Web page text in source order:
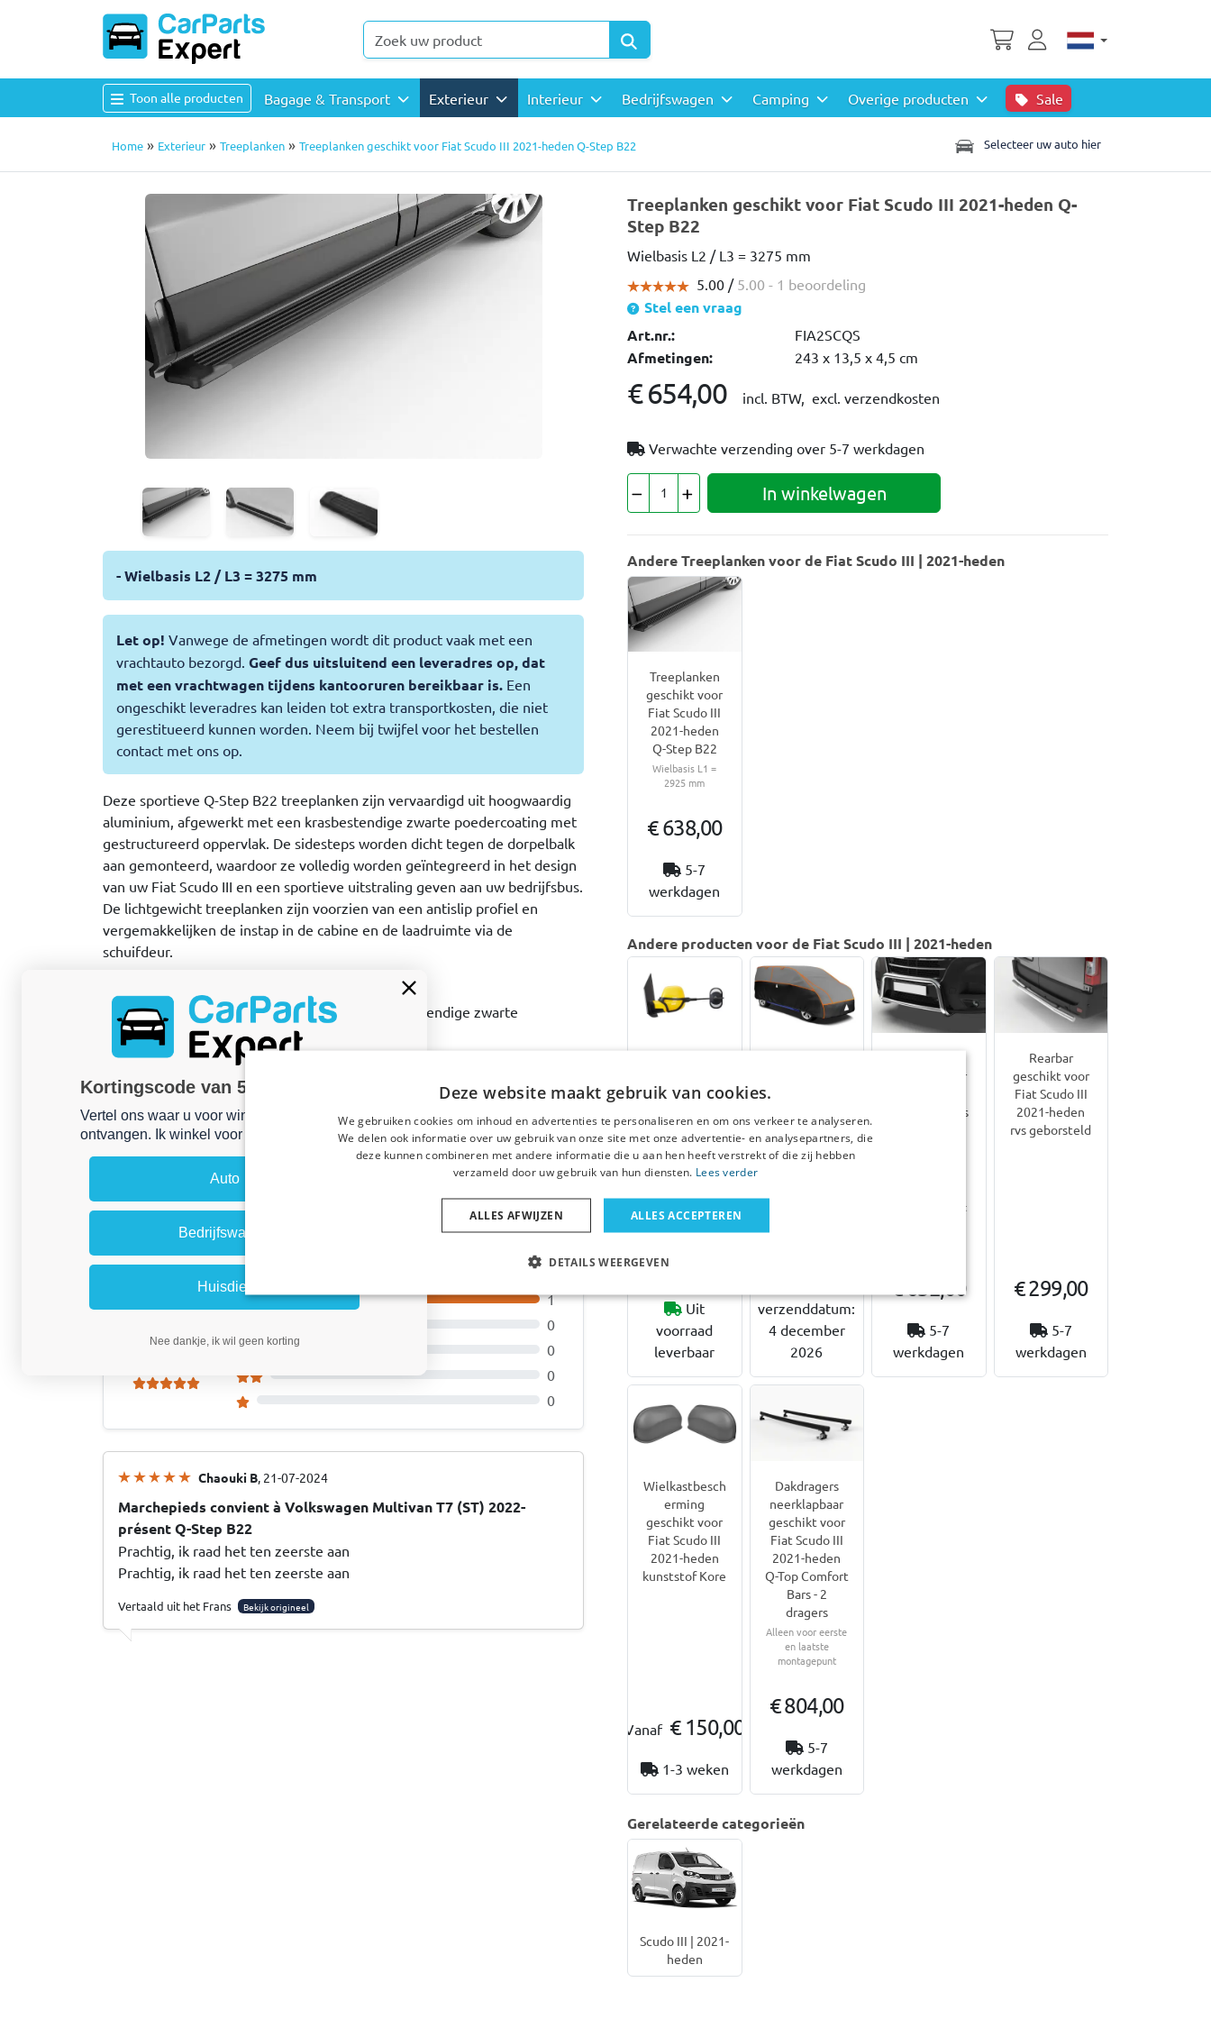
Toon alle producten Bagage & Transport Exterieur Interieur Bedrijfswagen Camping Overige producten Sale
Home » Exterieur » Treeplanken » Treeplanken geschikt voor Fiat Scudo III 2021-heden Q-Step B22 Selecteer uw auto hier
- Wielbasis L2 / L3 = 3275 mm
Let op! Vanwege de afmetingen wordt dit product vaak met een
vrachtauto bezorgd. Geef dus uitsluitend een leveradres op, dat
met een vrachtwagen tijdens kantooruren bereikbaar is. Een
ongeschikt leveradres kan leiden tot extra transportkosten, die niet
gerestitueerd kunnen worden. Neem bij twijfel voor het bestellen
contact met ons op.
Deze sportieve Q-Step B22 treeplanken zijn vervaardigd uit hoogwaardig
aluminium, afgewerkt met een krasbestendige zwarte poedercoating met
gestructureerd oppervlak. De sidesteps worden dicht tegen de dorpelbalk
aan gemonteerd, waardoor ze volledig worden geïntegreerd in het design
van uw Fiat Scudo III en een sportieve uitstraling geven aan uw bedrijfsbus.
De lichtgewicht treeplanken zijn voorzien van een antislip profiel en
vergemakkelijken de instap in de cabine en de laadruimte via de
schuifdeur.
Aluminium treeplanken voorzien van krasbestendige zwarte
poedercoating met gestructureerd oppervlak
Elegant en sportief
Lichtgewicht en sterk
Voorzien van antislip profiel
Montage op reeds aanwezige montagepunten; boren is niet nodig
Inclusief montageset en montagehandleiding
EAN: 8719457939406
Alle via Trusted Shops verzamelde
productbeoordelingen:
5.0
1
0
0
0
0
Chaouki B , 21-07-2024
Marchepieds convient à Volkswagen Multivan T7 (ST) 2022-
présent Q-Step B22
Prachtig, ik raad het ten zeerste aan
Prachtig, ik raad het ten zeerste aan
Vertaald uit het Frans Bekijk origineel
Treeplanken geschikt voor Fiat Scudo III 2021-heden Q-
Step B22
Wielbasis L2 / L3 = 3275 mm
5.00 / 5.00 - 1 beoordeling
Stel een vraag
Art.nr.:
FIA2SCQS
Afmetingen: 243 x 13,5 x 4,5 cm
€ 654,00 incl. BTW, excl. verzendkosten
Verwachte verzending over 5-7 werkdagen
In winkelwagen
Andere Treeplanken voor de Fiat Scudo III | 2021-heden
Treeplanken
geschikt voor
Fiat Scudo III
2021-heden
Q-Step B22
Wielbasis L1 =
2925 mm
€ 638,00
5-7
werkdagen
Andere producten voor de Fiat Scudo III | 2021-heden
voor Fiat
heden Emuk
€ 124,95
Uit
voorraad
leverbaar
geschikt voor
2021-heden
Perma Protect
M grijs / zwart
verzenddatum:
4 december
2026
geschikt voor
2021-2024 rvs
Niet voor Facelift
€ 632,00
5-7
werkdagen
Rearbar
geschikt voor
Fiat Scudo III
2021-heden
rvs geborsteld
€ 299,00
5-7
werkdagen
Wielkastbesch
erming
geschikt voor
Fiat Scudo III
2021-heden
kunststof Kore
Vanaf € 150,00
1-3 weken
Dakdragers
neerklapbaar
geschikt voor
Fiat Scudo III
2021-heden
Q-Top Comfort
Bars - 2
dragers
Alleen voor eerste
en laatste
montagepunt
€ 804,00
5-7
werkdagen
Gerelateerde categorieën
Scudo III | 2021-
heden
Deze website maakt gebruik van cookies.
We gebruiken cookies om inhoud en advertenties te personaliseren en om ons verkeer te analyseren.
We delen ook informatie over uw gebruik van onze site met onze advertentie- en analysepartners, die
deze kunnen combineren met andere informatie die u aan hen heeft verstrekt of die zij hebben
verzameld door uw gebruik van hun diensten. Lees verder
ALLES ACCEPTEREN
ALLES AFWIJZEN
DETAILS WEERGEVEN
Kortingscode van 5% ontvangen?
Vertel ons waar u voor winkelt om uw korting te
ontvangen. Ik winkel voor mijn:
Auto
Bedrijfswagen
Huisdier
Nee dankje, ik wil geen korting